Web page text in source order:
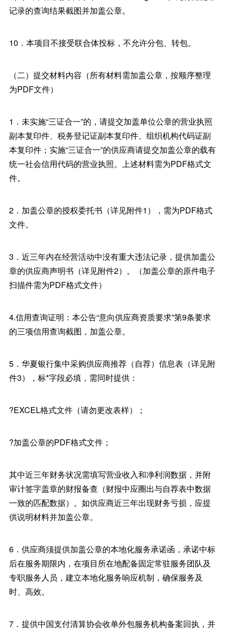
记录的查询结果截图并加盖公章。
10．本项目不接受联合体投标，不允许分包、转包。
（二）提交材料内容（所有材料需加盖公章，按顺序整理
为PDF文件）
1．未实施“三证合一”的，请提交加盖单位公章的营业执照
副本复印件、税务登记证副本复印件、组织机构代码证副
本复印件；实施“三证合一”的供应商请提交加盖公章的载有
统一社会信用代码的营业执照。上述材料需为PDF格式文
件。
2．加盖公章的授权委托书（详见附件1），需为PDF格式
文件。
3．近三年内在经营活动中没有重大违法记录，提供加盖公
章的供应商声明书（详见附件2）。（加盖公章的原件电子
扫描件需为PDF格式文件）
4.信用查询证明：本公告“意向供应商资质要求”第9条要求
的三项信用查询截图，加盖公章。
5．华夏银行集中采购供应商推荐（自荐）信息表（详见附
件3），标*字段必填，需同时提供：
?EXCEL格式文件（请勿更改表样）；
?加盖公章的PDF格式文件；
其中近三年财务状况需填写营业收入和净利润数据，并附
审计签字盖章的财报备查（财报中应圈出与自荐表中数据
一致的匹配数据）。如供应商近三年出现财务亏损，应提
供说明材料并加盖公章。
6．供应商须提供加盖公章的本地化服务承诺函，承诺中标
后在服务期限内，在项目所在地配备固定常驻服务团队及
专职服务人员，建立本地化服务响应机制，确保服务及
时、高效。
7．提供中国支付清算协会收单外包服务机构备案回执，并